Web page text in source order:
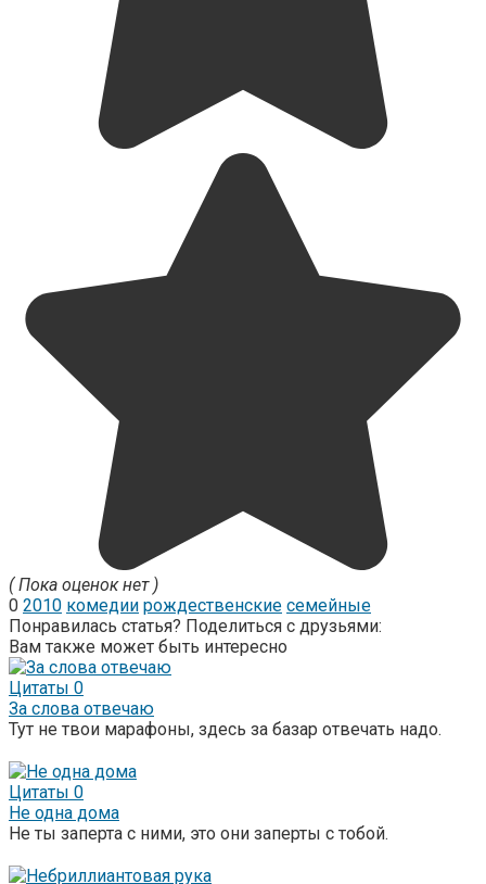
( Пока оценок нет )
0 2010 комедии рождественские семейные
Понравилась статья? Поделиться с друзьями:
Вам также может быть интересно
Цитаты 0
За слова отвечаю
Тут не твои марафоны, здесь за базар отвечать надо.
Цитаты 0
Не одна дома
Не ты заперта с ними, это они заперты с тобой.